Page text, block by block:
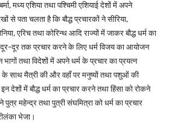
मध्य एशिया तथा पश्चिमी एशियाई देशों में अपने
पता चलता है कि बौद्ध प्रचारकों ने सीरिया,
एरिच तथा कोरिन्थ आदि राज्यों में जाकर बौद्ध धर्म का
दूर तक प्रचार करने के लिए धर्म विजय का आयोजन
तथा विदेशों में अपने धर्म के प्रचार का प्रयत्न
के साथ मैत्री की और वहाँ पर मनुष्यों तथा पशुओं की
देशों में बौद्ध धर्म का प्रचार करने तथा हिंसा को रोकने
महेन्द्र तथा पुत्री संघमित्रा को धर्म का प्रचार
भेजा।